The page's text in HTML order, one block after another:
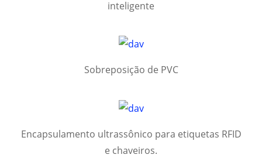
inteligente
Sobreposição de PVC
Encapsulamento ultrassônico para etiquetas RFID
e chaveiros.